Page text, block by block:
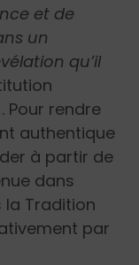
et de
un
qu’il
Pour rendre
authentique
à partir de
dans
la Tradition
par